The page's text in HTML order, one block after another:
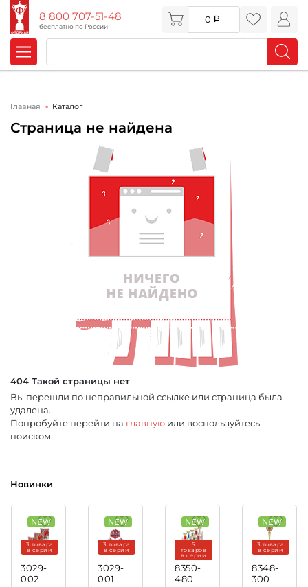
8 800 707-51-48
бесплатно по России
0
Главная Каталог
Страница не найдена
404 Такой страницы нет
Вы перешли по неправильной ссылке или страница была
удалена.
Попробуйте перейти на главную или воспользуйтесь
поиском.
Новинки
3029-
002
3 товара
в серии
3029-
001
3 товара
в серии
8350-
480
5
товаров
в серии
8348-
300
3 товара
в серии